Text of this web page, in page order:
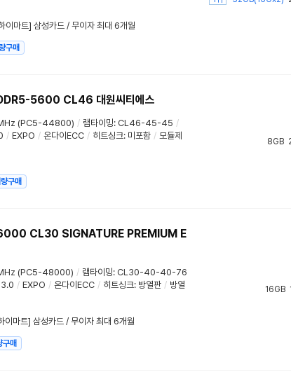
마트] 삼성카드 / 무이자 최대 6개월
구매
5600 CL46 대원씨티에스
(PC5-44800) / 램타이밍: CL46-45-45 /
/ EXPO / 온다이ECC / 히트싱크: 미포함 / 모듈제
구매
8GB
CL30 SIGNATURE PREMIUM E
(PC5-48000) / 램타이밍: CL30-40-40-76
/ EXPO / 온다이ECC / 히트싱크: 방열판 / 방열
마트] 삼성카드 / 무이자 최대 6개월
구매
16GB